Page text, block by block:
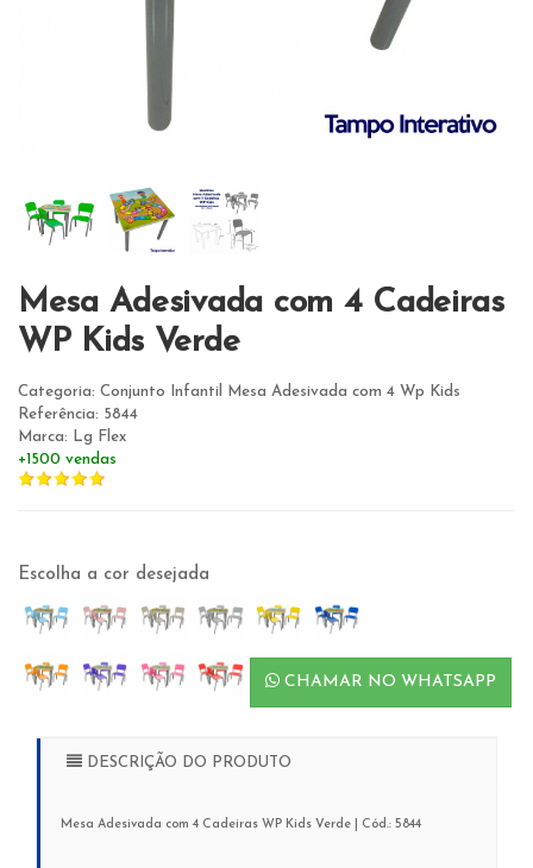
Mesa Adesivada com 4 Cadeiras
WP Kids Verde
Categoria: Conjunto Infantil Mesa Adesivada com 4 Wp Kids
Referência: 5844
Marca: Lg Flex
+1500 vendas
Escolha a cor desejada
CHAMAR NO WHATSAPP
DESCRIÇÃO DO PRODUTO
Mesa Adesivada com 4 Cadeiras WP Kids Verde | Cód.: 5844